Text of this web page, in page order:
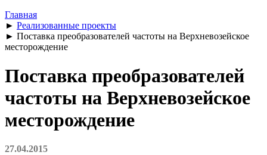
Главная
► Реализованные проекты
► Поставка преобразователей частоты на Верхневозейское
месторождение
Поставка преобразователей
частоты на Верхневозейское
месторождение
27.04.2015